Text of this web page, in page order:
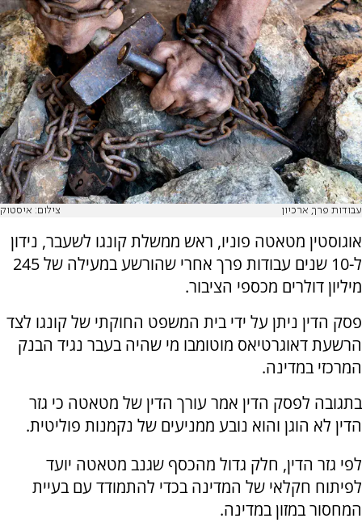
עבודות פרך, ארכיון צילום: איסטוק
אוגוסטין מטאטה פוניו, ראש ממשלת קונגו לשעבר, נידון
ל-10 שנים עבודות פרך אחרי שהורשע במעילה של 245
מיליון דולרים מכספי הציבור.
פסק הדין ניתן על ידי בית המשפט החוקתי של קונגו לצד
הרשעת דאוגרטיאס מוטומבו מי שהיה בעבר נגיד הבנק
המרכזי במדינה.
בתגובה לפסק הדין אמר עורך הדין של מטאטה כי גזר
הדין לא הוגן והוא נובע ממניעים של נקמנות פוליטית.
לפי גזר הדין, חלק גדול מהכסף שגנב מטאטה יועד
לפיתוח חקלאי של המדינה בכדי להתמודד עם בעיית
המחסור במזון במדינה.